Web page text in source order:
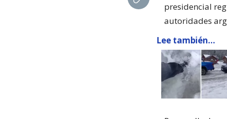
presidencial
autoridades
Lee también...